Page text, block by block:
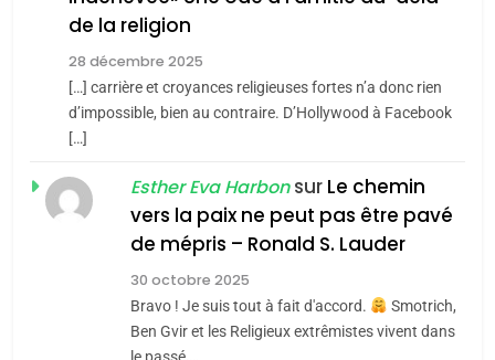
Accords d’Isaac:
l’alliance pourrait
s’étendre à 13 pays
d’Amérique latine
ISRAÉL JUDAISME
2025, l’année la plus
meurtrière selon le
de la religion
28 décembre 2025
[…] carrière et croyances religieuses fortes n’a donc rien
d’impossible, bien au contraire. D’Hollywood à Facebook
[…]
Esther Eva Harbonsur Le chemin
vers la paix ne peut pas être pavé
de mépris – Ronald S. Lauder
30 octobre 2025
Bravo ! Je suis tout à fait d'accord.
Smotrich,
Ben Gvir et les Religieux extrêmistes vivent dans
MA JUDAÏTE par Thérèse
Zrihen-Dvir
ISRAÉL
CE QUI NOUS MANQUE –
JUDAISME
Maroc : Les amandes de
Tafraout, le miel de Tadla
Azilal consacrés produits
DAFINA MAROC